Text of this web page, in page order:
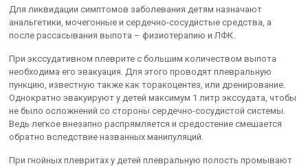
Для ликвидации симптомов заболевания детям назначают
анальгетики, мочегонные и сердечно-сосудистые средства, а
после рассасывания выпота – физиотерапию и ЛФК.
При экссудативном плеврите с большим количеством выпота
необходима его эвакуация. Для этого проводят плевральную
пункцию, известную также как торакоцентез, или дренирование.
Однократно эвакуируют у детей максимум 1 литр экссудата, чтобы
не было осложнений со стороны сердечно-сосудистой системы.
Ведь легкое внезапно распрямляется и средостение смешается
обратно вследствие названных манипуляций.
При гнойных плевритах у детей плевральную полость промывают